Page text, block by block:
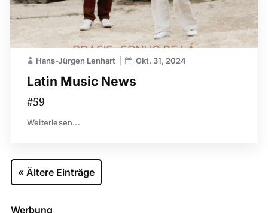
Latin Music News
Hans-Jürgen Lenhart Okt. 31, 2024
#59
Weiterlesen...
« Ältere Einträge
Werbung